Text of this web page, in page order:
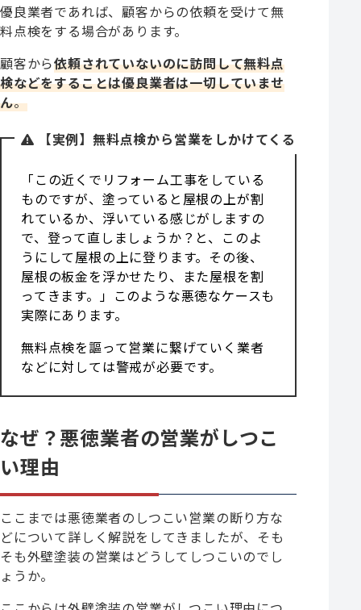
優良業者であれば、顧客からの依頼を受けて無
料点検をする場合があります。
顧客から依頼されていないのに訪問して無料点
検などをすることは優良業者は一切していませ
ん。
【実例】無料点検から営業をしかけてくる
「この近くでリフォーム工事をしている
ものですが、塗っていると屋根の上が割
れているか、浮いている感じがしますの
で、登って直しましょうか？と、このよ
うにして屋根の上に登ります。その後、
屋根の板金を浮かせたり、また屋根を割
ってきます。」このような悪徳なケースも
実際にあります。
無料点検を謳って営業に繋げていく業者
などに対しては警戒が必要です。
なぜ？悪徳業者の営業がしつこ
い理由
ここまでは悪徳業者のしつこい営業の断り方な
どについて詳しく解説をしてきましたが、そも
そも外壁塗装の営業はどうしてしつこいのでし
ょうか。